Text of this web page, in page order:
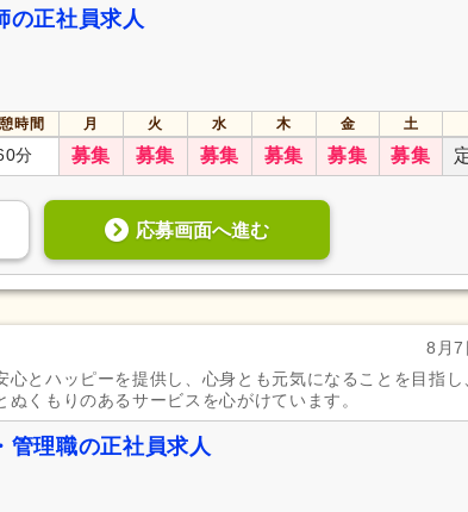
の正社員求人
時間 月 火 水 木 金 土
分 募集 募集 募集 募集 募集 募集
応募画面へ進む
8月7
とハッピーを提供し、心身とも元気になることを目指し
くもりのあるサービスを心がけています。
管理職の正社員求人